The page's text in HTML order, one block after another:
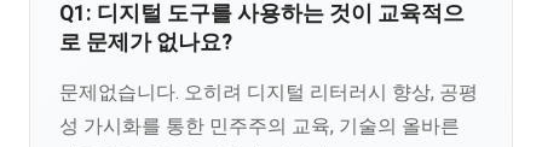
Q1: 디지털 도구를 사용하는 것이 교육적으
로 문제가 없나요?
문제없습니다. 오히려 디지털 리터러시 향상, 공평
성 가시화를 통한 민주주의 교육, 기술의 올바른